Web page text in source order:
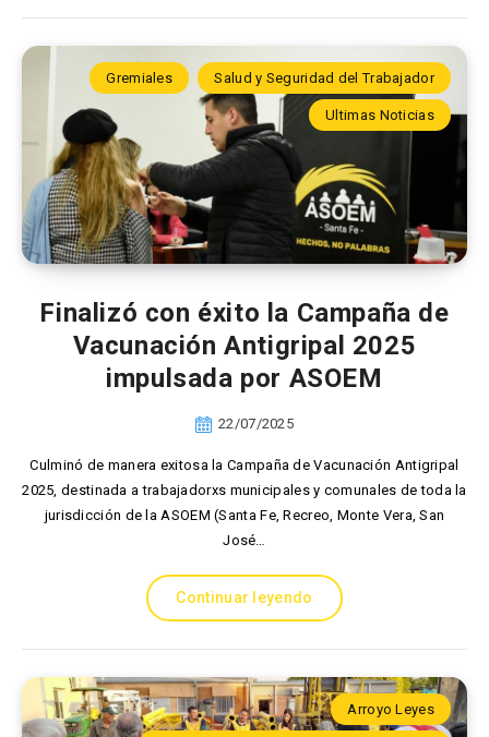
Gremiales Salud y Seguridad del Trabajador
Ultimas Noticias
Finalizó con éxito la Campaña de
Vacunación Antigripal 2025
impulsada por ASOEM
22/07/2025
Culminó de manera exitosa la Campaña de Vacunación Antigripal
2025, destinada a trabajadorxs municipales y comunales de toda la
jurisdicción de la ASOEM (Santa Fe, Recreo, Monte Vera, San
José…
Continuar leyendo
Arroyo Leyes